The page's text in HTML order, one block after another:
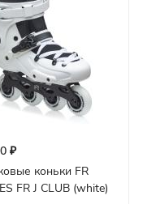
₽
коньки FR
FR J CLUB (white)